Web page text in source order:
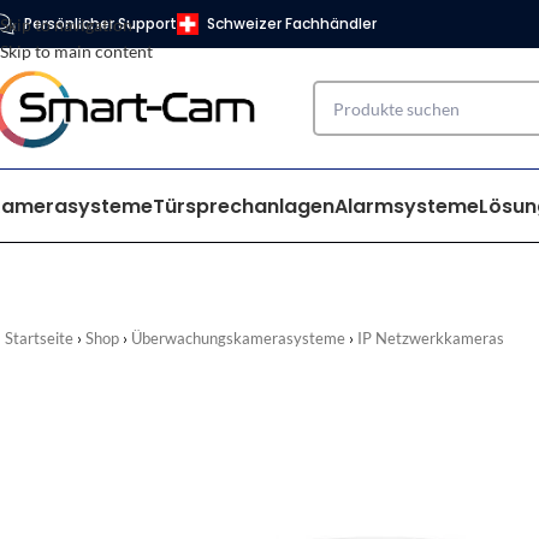
Skip to navigation
Skip to main content
Persönlicher Support Schweizer Fachhändler
TürsprechanlagenAlarmsysteme
Startseite Shop Überwachungskamerasysteme IP Netzwerkkameras